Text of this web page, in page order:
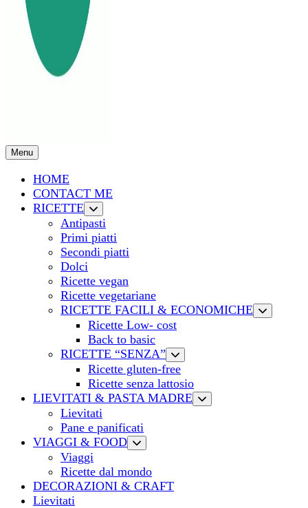
Menu
HOME
CONTACT ME
RICETTE
Antipasti
Primi piatti
Secondi piatti
Dolci
Ricette vegan
Ricette vegetariane
RICETTE FACILI & ECONOMICHE
Ricette Low- cost
Back to basic
RICETTE “SENZA”
Ricette gluten-free
Ricette senza lattosio
LIEVITATI & PASTA MADRE
Lievitati
Pane e panificati
VIAGGI & FOOD
Viaggi
Ricette dal mondo
DECORAZIONI & CRAFT
Lievitati